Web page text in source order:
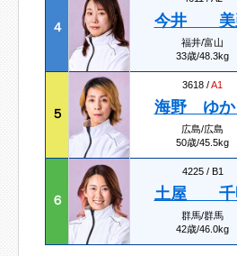
４ 今井 美
福井/富山
33歳/48.3kg
５
3618 /A1
海野 ゆか
広島/広島
50歳/45.5kg
６
4225 / B1
土屋 千
群馬/群馬
42歳/46.0kg